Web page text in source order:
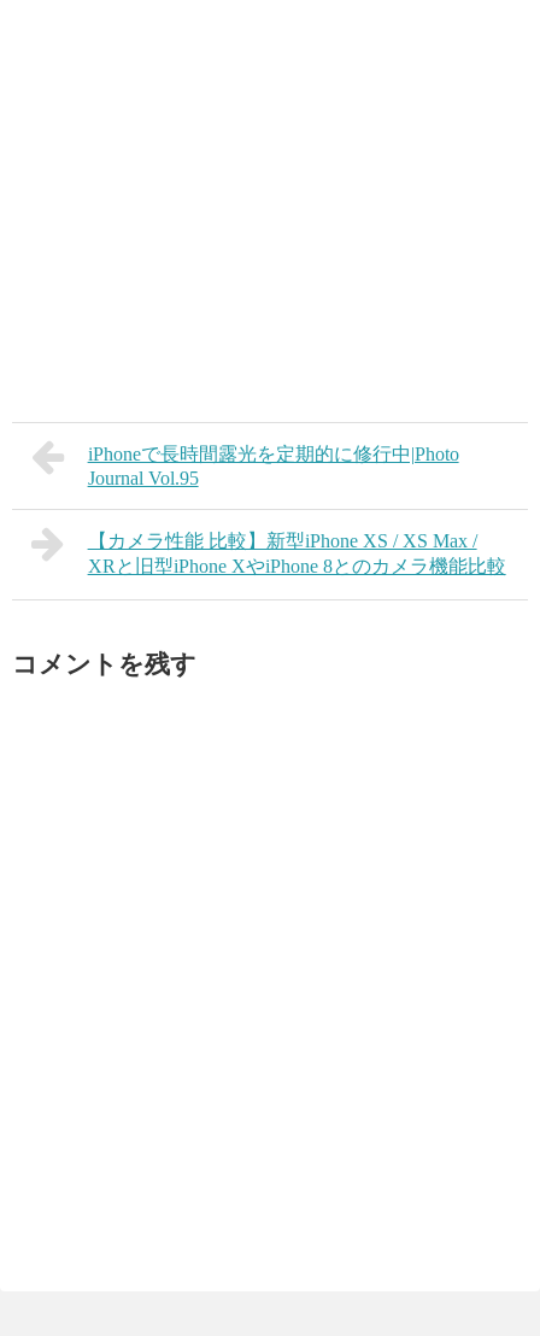
iPhoneで長時間露光を定期的に修行中|Photo
Journal Vol.95
【カメラ性能 比較】新型iPhone XS / XS Max /
XRと旧型iPhone XやiPhone 8とのカメラ機能比較
コメントを残す